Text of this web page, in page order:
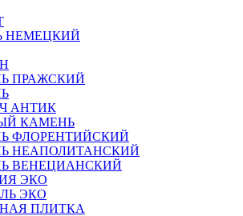
НЕМЕЦКИЙ
ПРАЖСКИЙ
АНТИК
КАМЕНЬ
ФЛОРЕНТИЙСКИЙ
НЕАПОЛИТАНСКИЙ
ВЕНЕЦИАНСКИЙ
ЭКО
ЭКО
ПЛИТКА